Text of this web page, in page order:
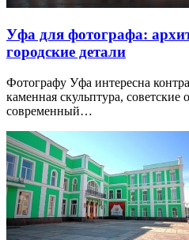
Уфа для фотографа:
городские детали
Фотографу Уфа интересна
каменная скульптура, советские
современный…